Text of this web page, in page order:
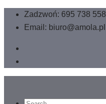
Zadzwoń: 695 738 558
Email: biuro@amola.pl